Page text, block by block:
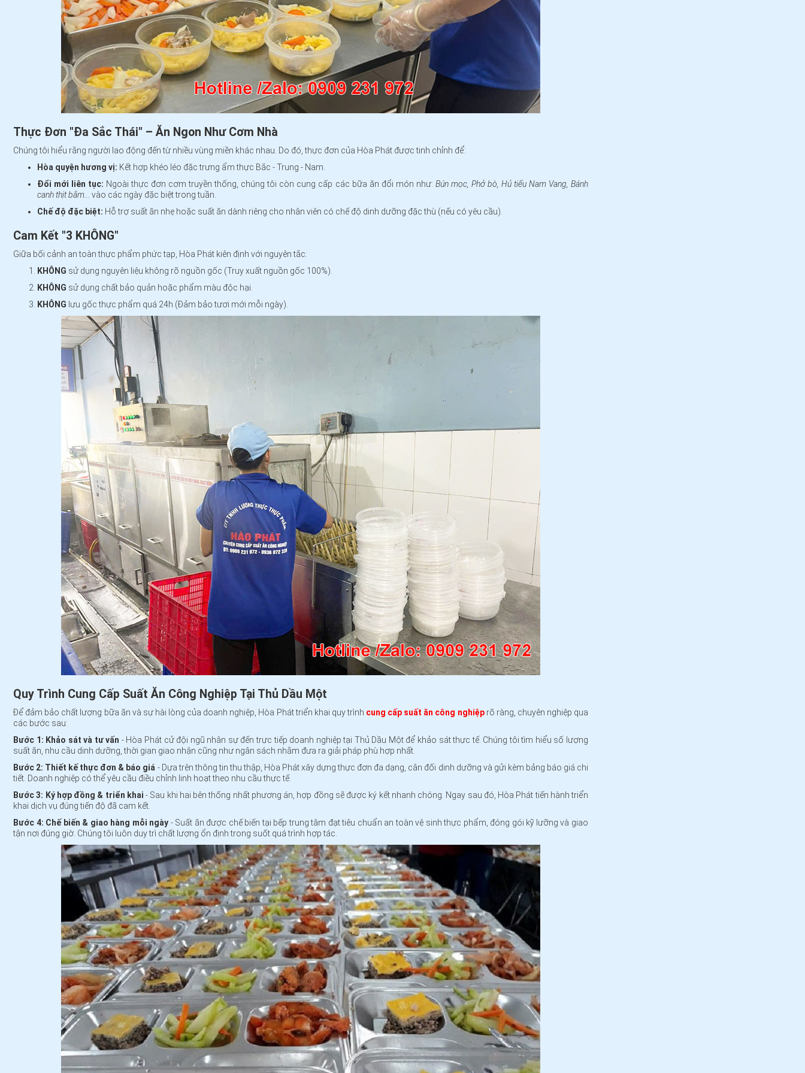
Thực Đơn "Đa Sắc Thái" – Ăn Ngon Như Cơm Nhà
Chúng tôi hiểu rằng người lao động đến từ nhiều vùng miền khác nhau. Do đó, thực đơn của Hòa Phát được tinh chỉnh để:
Hòa quyện hương vị: Kết hợp khéo léo đặc trưng ẩm thực Bắc - Trung - Nam.
Đổi mới liên tục: Ngoài thực đơn cơm truyền thống, chúng tôi còn cung cấp các bữa ăn đổi món như: Bún mọc, Phở bò, Hủ tiếu Nam Vang, Bánh
canh thịt bằm...
vào các ngày đặc biệt trong tuần.
Chế độ đặc biệt: Hỗ trợ suất ăn nhẹ hoặc suất ăn dành riêng cho nhân viên có chế độ dinh dưỡng đặc thù (nếu có yêu cầu).
Cam Kết "3 KHÔNG"
Giữa bối cảnh an toàn thực phẩm phức tạp, Hòa Phát kiên định với nguyên tắc:
KHÔNG sử dụng nguyên liệu không rõ nguồn gốc (Truy xuất nguồn gốc 100%).
KHÔNG sử dụng chất bảo quản hoặc phẩm màu độc hại.
KHÔNG lưu gốc thực phẩm quá 24h (Đảm bảo tươi mới mỗi ngày).
Quy Trình Cung Cấp Suất Ăn Công Nghiệp Tại Thủ Dầu Một
Để đảm bảo chất lượng bữa ăn và sự hài lòng của doanh nghiệp, Hòa Phát triển khai quy trình cung cấp suất ăn công nghiệprõ ràng, chuyên nghiệp qua
các bước sau:
Bước 1: Khảo sát và tư vấn - Hòa Phát cử đội ngũ nhân sự đến trực tiếp doanh nghiệp tại Thủ Dầu Một để khảo sát thực tế. Chúng tôi tìm hiểu số lượng
suất ăn, nhu cầu dinh dưỡng, thời gian giao nhận cũng như ngân sách nhằm đưa ra giải pháp phù hợp nhất.
Bước 2: Thiết kế thực đơn & báo giá - Dựa trên thông tin thu thập, Hòa Phát xây dựng thực đơn đa dạng, cân đối dinh dưỡng và gửi kèm bảng báo giá chi
tiết. Doanh nghiệp có thể yêu cầu điều chỉnh linh hoạt theo nhu cầu thực tế.
Bước 3: Ký hợp đồng & triển khai - Sau khi hai bên thống nhất phương án, hợp đồng sẽ được ký kết nhanh chóng. Ngay sau đó, Hòa Phát tiến hành triển
khai dịch vụ đúng tiến độ đã cam kết.
Bước 4: Chế biến & giao hàng mỗi ngày - Suất ăn được chế biến tại bếp trung tâm đạt tiêu chuẩn an toàn vệ sinh thực phẩm, đóng gói kỹ lưỡng và giao
tận nơi đúng giờ. Chúng tôi luôn duy trì chất lượng ổn định trong suốt quá trình hợp tác.